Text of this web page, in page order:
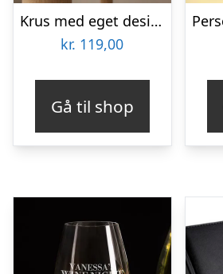
Krus med eget design – Striber
kr. 119,00
Gå til shop